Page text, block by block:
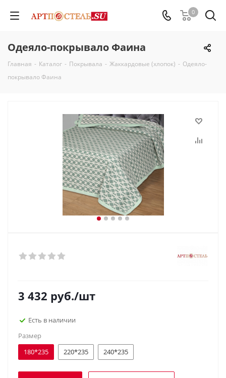
0
Одеяло-покрывало Фаина
Главная - Каталог - Покрывала - Жаккардовые (хлопок) - Одеяло-
покрывало Фаина
3 432 руб./шт
Есть в наличии
Размер
180*235
220*235 240*235